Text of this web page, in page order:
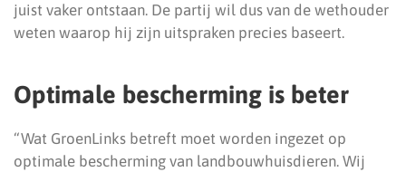
juist vaker ontstaan. De partij wil dus van de wethouder
weten waarop hij zijn uitspraken precies baseert.
Optimale bescherming is beter
“Wat GroenLinks betreft moet worden ingezet op
optimale bescherming van landbouwhuisdieren. Wij